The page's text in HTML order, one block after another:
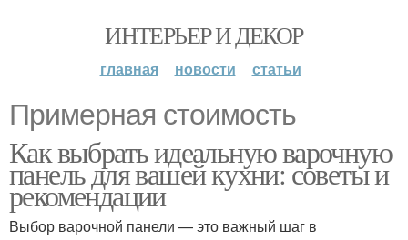
ИНТЕРЬЕР И ДЕКОР
главная новости статьи
Примерная стоимость
Как выбрать идеальную варочную
панель для вашей кухни: советы и
рекомендации
Выбор варочной панели — это важный шаг в